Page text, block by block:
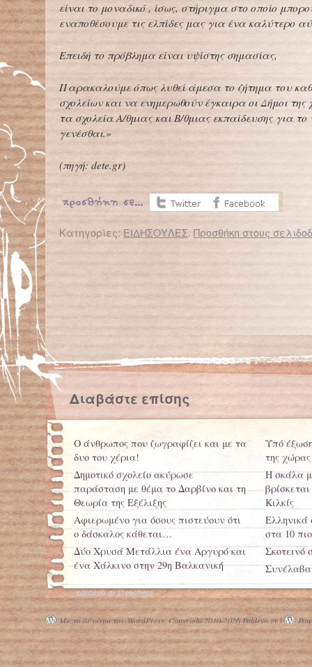
είναι το μοναδικό , ίσως, στήριγμα στο οποίο
εναποθέσουμε τις ελπίδες μας για ένα καλύτερο
Επειδή το πρόβλημα είναι υψίστης σημασίας,
Παρακαλούμε όπως λυθεί άμεσα το ζήτημα του
σχολείων και να ενημερωθούν έγκαιρα οι Δήμοι
τα σχολεία Α/θμιας και Β/θμιας εκπαίδευσης για το
γενέσθαι.»
(πηγή: dete.gr)
Κατηγορίες: ΕΙΔΗΣΟΥΛΕΣ. Προσθήκη στους
Διαβάστε επίσης
Ο άνθρωπος που ζωγραφίζει και με τα
δυο του χέρια!
Δημοτικό σχολείο ακύρωσε
παράσταση με θέμα το Δαρβίνο και τη
Θεωρία της Εξέλιξης
Αφιερωμένο για όσους πιστεύουν ότι
ο δάσκαλος κάθεται…
Δύο Χρυσά Μετάλλια ένα Αργυρό και
ένα Χάλκινο στην 29η Βαλκανική
Πώς να κρυφτείς απ’ τα παιδιά…
Υπό
της χώρας
Η σκάλα
Κιλκίς
Ελληνικά
στα 10
Σκοτεινό
σχολείο
paidevo.gr | teachers
Με τη δύναμη του WordPress. Copyright 2010-2026 Paidevo.gr |